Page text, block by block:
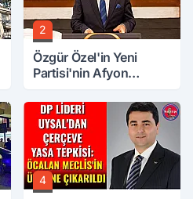
2
Özgür Özel'in Yeni
Partisi'nin Afyon
4